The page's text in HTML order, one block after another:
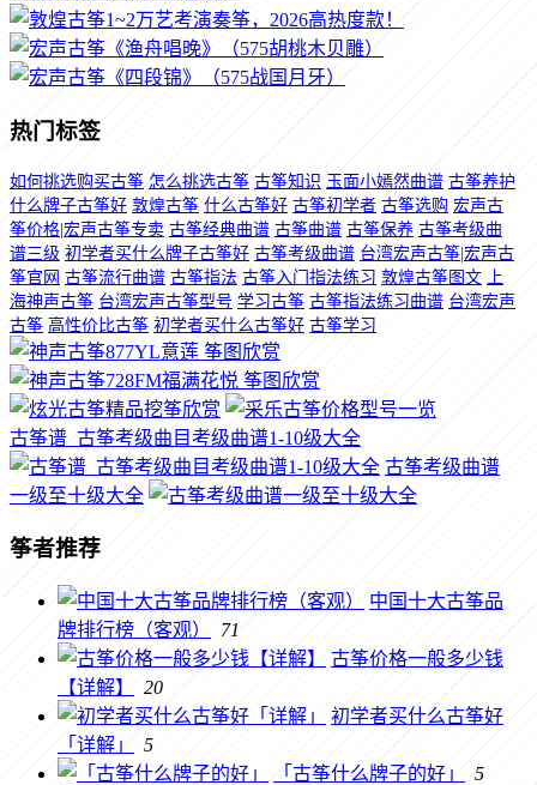
热门标签
如何挑选购买古筝 怎么挑选古筝 古筝知识 玉面小嫣然曲谱 古筝养护
什么牌子古筝好 敦煌古筝 什么古筝好 古筝初学者 古筝选购 宏声古
筝价格|宏声古筝专卖 古筝经典曲谱 古筝曲谱 古筝保养 古筝考级曲
谱三级 初学者买什么牌子古筝好 古筝考级曲谱 台湾宏声古筝|宏声古
筝官网 古筝流行曲谱 古筝指法 古筝入门指法练习 敦煌古筝图文
上
海神声古筝 台湾宏声古筝型号 学习古筝 古筝指法练习曲谱 台湾宏声
古筝 高性价比古筝 初学者买什么古筝好 古筝学习
古筝谱_古筝考级曲目考级曲谱1-10级大全
古筝考级曲谱
一级至十级大全
筝者推荐
中国十大古筝品
牌排行榜（客观）
71
古筝价格一般多少钱
【详解】
20
初学者买什么古筝好
「详解」
5
「古筝什么牌子的好」
5